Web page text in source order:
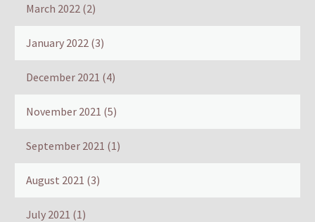
March 2022 (2)
January 2022 (3)
December 2021 (4)
November 2021 (5)
September 2021 (1)
August 2021 (3)
July 2021 (1)